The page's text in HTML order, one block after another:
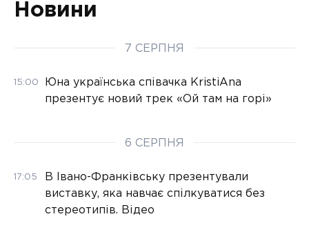
Новини
7 СЕРПНЯ
15:00
Юна українська співачка KristiAna
презентує новий трек «Ой там на горі»
6 СЕРПНЯ
17:05
В Івано-Франківську презентували
виставку, яка навчає спілкуватися без
стереотипів. Відео